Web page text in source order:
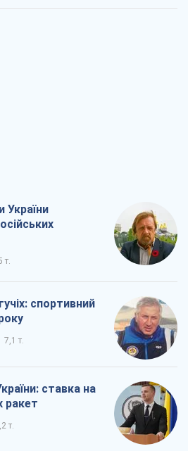
України
т.
спортивний
7,1 т.
ставка на
ракет
т.